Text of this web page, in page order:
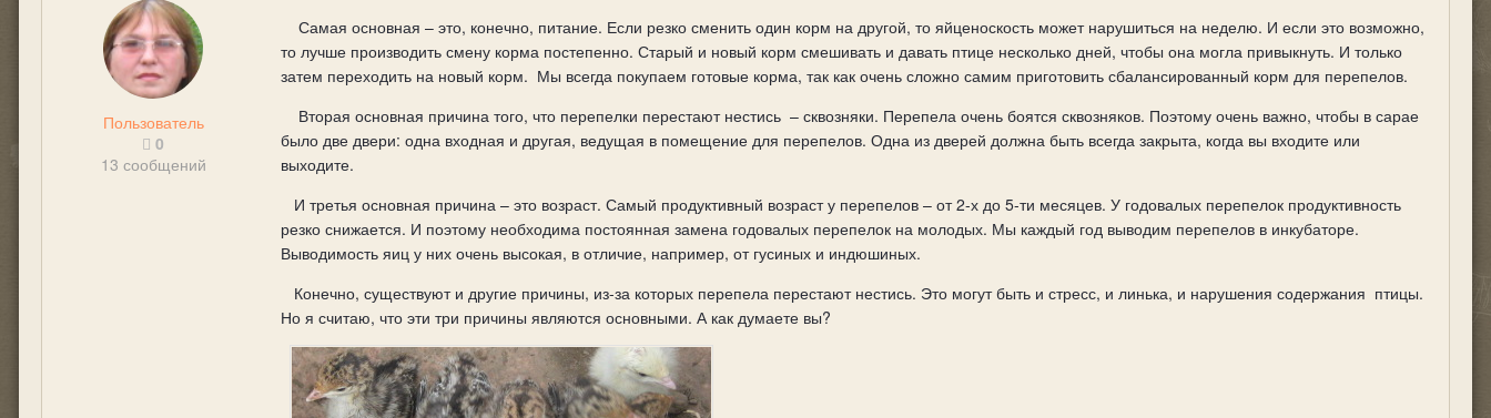
Пользователь
0
13 сообщений
Самая основная – это, конечно, питание. Если резко сменить один корм на другой, то яйценоскость может нарушиться на неделю. И если это возможно,
то лучше производить смену корма постепенно. Старый и новый корм смешивать и давать птице несколько дней, чтобы она могла привыкнуть. И только
затем переходить на новый корм. Мы всегда покупаем готовые корма, так как очень сложно самим приготовить сбалансированный корм для перепелов.
Вторая основная причина того, что перепелки перестают нестись – сквозняки. Перепела очень боятся сквозняков. Поэтому очень важно, чтобы в сарае
было две двери: одна входная и другая, ведущая в помещение для перепелов. Одна из дверей должна быть всегда закрыта, когда вы входите или
выходите.
И третья основная причина – это возраст. Самый продуктивный возраст у перепелов – от 2-х до 5-ти месяцев. У годовалых перепелок продуктивность
резко снижается. И поэтому необходима постоянная замена годовалых перепелок на молодых. Мы каждый год выводим перепелов в инкубаторе.
Выводимость яиц у них очень высокая, в отличие, например, от гусиных и индюшиных.
Конечно, существуют и другие причины, из-за которых перепела перестают нестись. Это могут быть и стресс, и линька, и нарушения содержания птицы.
Но я считаю, что эти три причины являются основными. А как думаете вы?